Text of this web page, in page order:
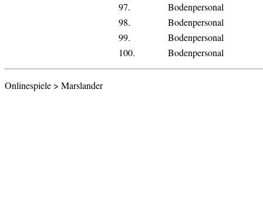
97.
Bodenpersonal
98.
Bodenpersonal
99.
Bodenpersonal
100.
Bodenpersonal
Onlinespiele > Marslander